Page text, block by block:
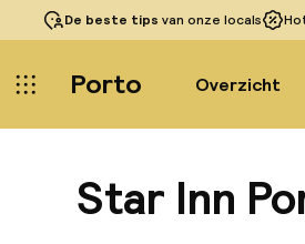
De beste tips van onze locals
Porto Overzicht
Star Inn